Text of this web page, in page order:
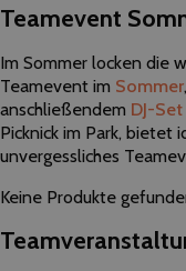
Teamevent
Im Sommer locken die
Teamevent im Sommer
anschließendem DJ-Set
Picknick im Park, bietet
unvergessliches
Keine Produkte